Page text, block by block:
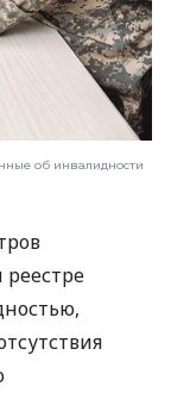
об инвалидности